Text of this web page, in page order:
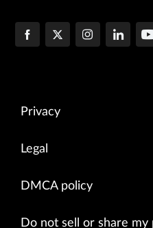
Privacy
Legal
DMCA policy
Do not sell or share